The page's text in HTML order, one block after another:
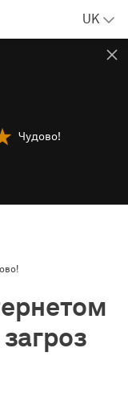
UK
Чудово!